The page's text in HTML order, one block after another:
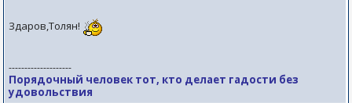
Здаров,Толян!
--------------------
Порядочный человек тот, кто делает гадости без
удовольствия